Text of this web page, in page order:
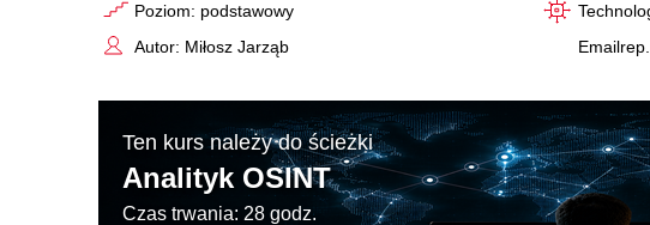
Poziom: podstawowy
Autor: Miłosz Jarząb
Ten kurs należy do ścieżki
Analityk OSINT
Czas trwania: 28 godz.